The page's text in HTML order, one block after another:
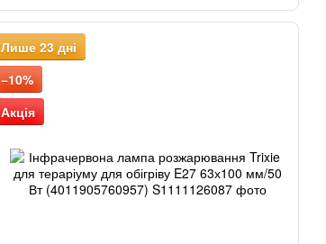
Лише 23 дні
−10%
Акція